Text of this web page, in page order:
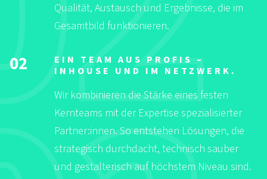
Qualität, Austausch und Ergebnisse, die im
Gesamtbild funktionieren.
02
EIN TEAM AUS PROFIS –
INHOUSE UND IM NETZWERK.
Wir kombinieren die Stärke eines festen
Kernteams mit der Expertise spezialisierter
Partner:innen. So entstehen Lösungen, die
strategisch durchdacht, technisch sauber
und gestalterisch auf höchstem Niveau sind.